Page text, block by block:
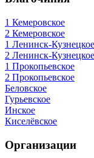
1 Кемеровское
2 Кемеровское
1 Ленинск-Кузнецкое
2 Ленинск-Кузнецкое
1 Прокопьевское
2 Прокопьевское
Беловское
Гурьевское
Инское
Киселёвское
Организации